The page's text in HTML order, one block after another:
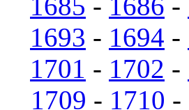
1693 - 1694 -
1701 - 1702 -
1709 - 1710 -